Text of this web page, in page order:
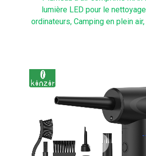
lumière LED pour le
ordinateurs, Camping en plein